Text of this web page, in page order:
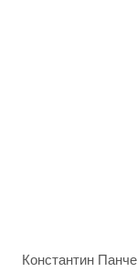
Константин